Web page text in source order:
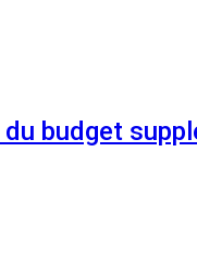
budget